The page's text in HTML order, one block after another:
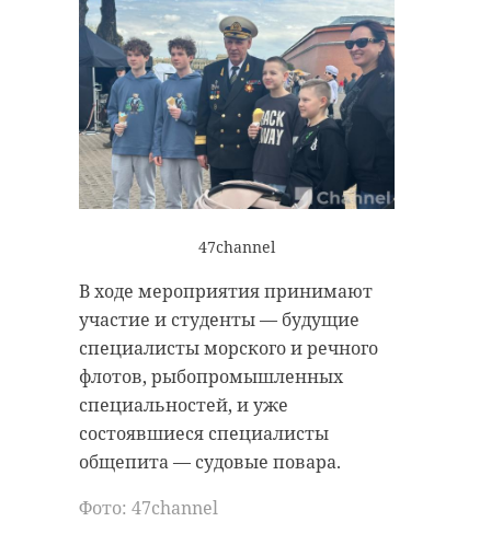
47channel
В ходе мероприятия принимают
участие и студенты — будущие
специалисты морского и речного
флотов, рыбопромышленных
специальностей, и уже
состоявшиеся специалисты
общепита — судовые повара.
Фото: 47channel